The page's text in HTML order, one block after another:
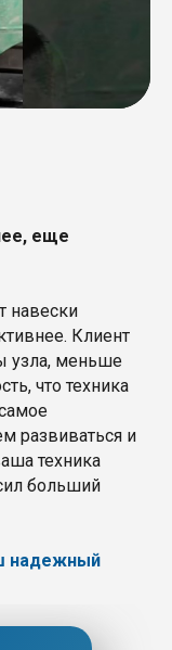
еще
навески
Клиент
узла, меньше
что техника
развиваться и
техника
больший
надежный